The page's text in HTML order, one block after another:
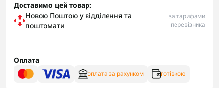
Доставимо цей товар:
Новою Поштою у відділення та
поштомати
за тарифами
перевізника
Оплата
оплата за рахунком готівкою